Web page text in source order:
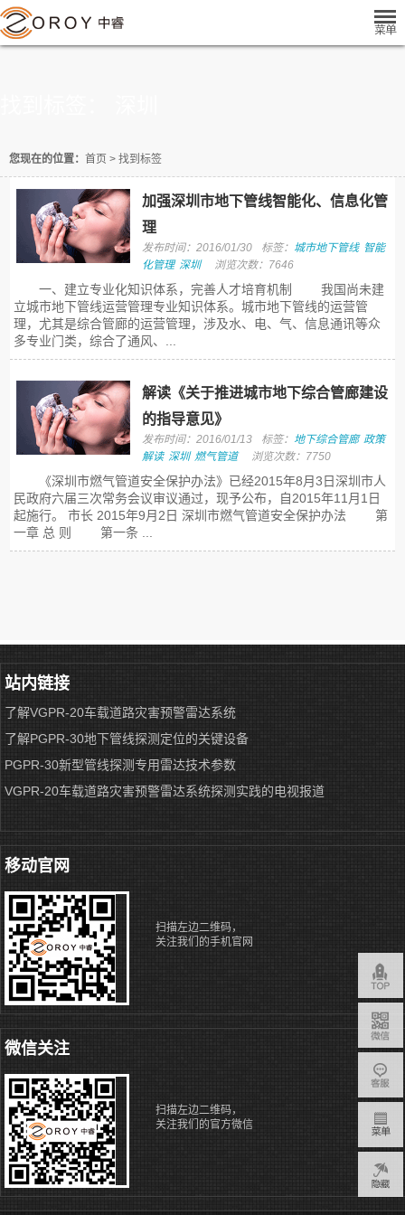
您现在的位置： 首页 > 找到标签
加强深圳市地下管线智能化、信息化管
理
发布时间：2016/01/30 标签： 城市地下管线 智能
化管理 深圳 浏览次数：7646
一、建立专业化知识体系，完善人才培育机制 我国尚未建
立城市地下管线运营管理专业知识体系。城市地下管线的运营管
理，尤其是综合管廊的运营管理，涉及水、电、气、信息通讯等众
多专业门类，综合了通风、...
解读《关于推进城市地下综合管廊建设
的指导意见》
发布时间：2016/01/13 标签： 地下综合管廊 政策
解读 深圳 燃气管道 浏览次数：7750
《深圳市燃气管道安全保护办法》已经2015年8月3日深圳市人
民政府六届三次常务会议审议通过，现予公布，自2015年11月1日
起施行。 市长 2015年9月2日 深圳市燃气管道安全保护办法 第
一章 总 则 第一条 ...
站内链接
了解VGPR-20车载道路灾害预警雷达系统
了解PGPR-30地下管线探测定位的关键设备
PGPR-30新型管线探测专用雷达技术参数
VGPR-20车载道路灾害预警雷达系统探测实践的电视报道
移动官网
扫描左边二维码，
关注我们的手机官网
微信关注
扫描左边二维码，
关注我们的官方微信